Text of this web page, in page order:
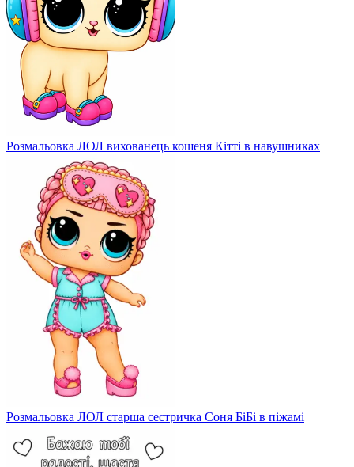
Розмальовка ЛОЛ вихованець кошеня Кітті в навушниках
Розмальовка ЛОЛ старша сестричка Соня БіБі в піжамі